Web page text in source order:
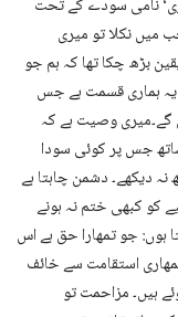
کی وفاداری‘ نامی سودے کے تحت
میں نکلا تو میری
بڑھ چکا تھا کہ ہم جو
یہ ہماری قسمت ہے جس
گے۔میری وصیت ہے کہ
جس پر کوئی سودا
دیکھے۔ دشمن چاہتا ہے
کو کبھی ختم نہ ہونے
ہوں: جو تمھارا حق ہے اس
استقامت سے خائف
ہیں۔ مزاحمت تو